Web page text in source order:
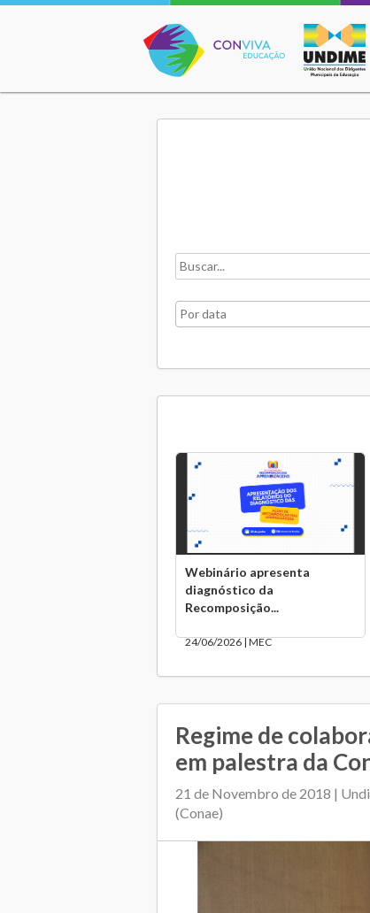
Conviva Educação
Webinário apresenta
diagnóstico da
Recomposição...
24/06/2026 | MEC
Regime de
em palestra da
21 de Novembro de 2018 |
(Conae)